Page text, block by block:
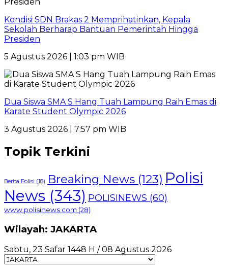
Kondisi SDN Brakas 2 Memprihatinkan, Kepala
Sekolah Berharap Bantuan Pemerintah Hingga
Presiden
5 Agustus 2026 | 1:03 pm WIB
Dua Siswa SMA S Hang Tuah Lampung Raih Emas di
Karate Student Olympic 2026
3 Agustus 2026 | 7:57 pm WIB
Topik Terkini
Berita Polisi (18) Breaking News (123) Polisi
News (343) POLISINEWS (60)
www.polisinews.com (28)
Wilayah: JAKARTA
Sabtu, 23 Safar 1448 H / 08 Agustus 2026